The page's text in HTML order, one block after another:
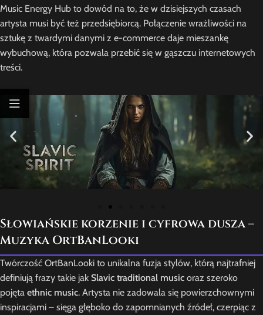
Music Energy Hub to dowód na to, że w dzisiejszych czasach
artysta musi być też przedsiębiorcą. Połączenie wrażliwości na
sztukę z twardymi danymi z e-commerce daje mieszankę
wybuchową, która pozwala przebić się w gąszczu internetowych
treści.
Słowiańskie korzenie i cyfrowa dusza –
Muzyka OrtBanLooki
Twórczość OrtBanLooki to unikalna fuzja stylów, którą najtrafniej
definiują frazy takie jak Slavic traditional music oraz szeroko
pojęta ethnic music. Artysta nie zadowala się powierzchownymi
inspiracjami – sięga głęboko do zapomnianych źródeł, czerpiąc z